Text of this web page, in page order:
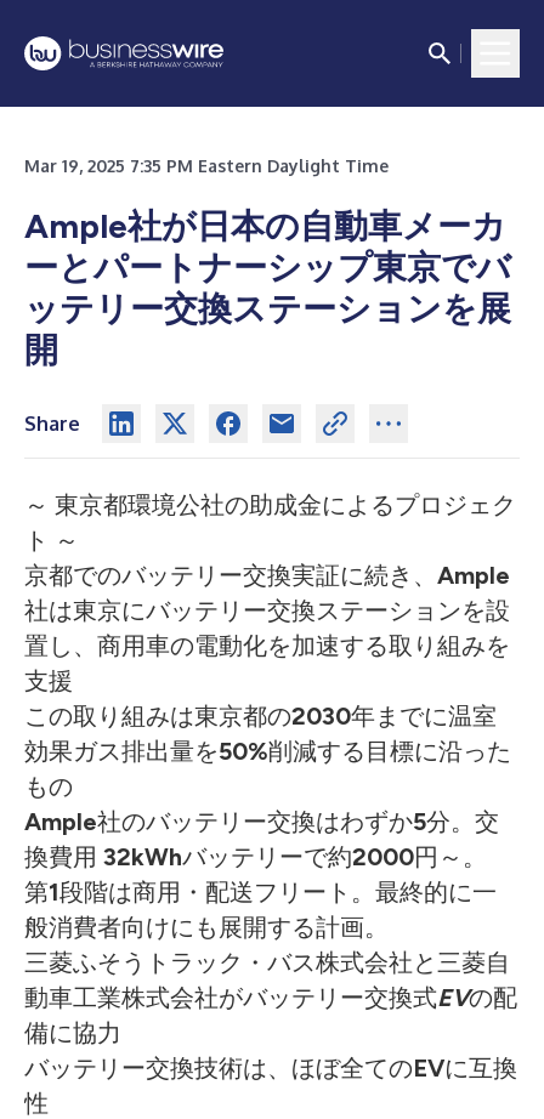
Mar 19, 2025 7:35 PM Eastern Daylight Time
Ample社が日本の自動車メーカ
ーとパートナーシップ東京でバ
ッテリー交換ステーションを展
開
Share
～ 東京都環境公社の助成金によるプロジェク
ト ～
京都でのバッテリー交換実証に続き、 Ample
社は東京にバッテリー交換ステーションを設
置し、商用車の電動化を加速する取り組みを
支援
この取り組みは東京都の2030年までに温室
効果ガス排出量を50%削減する目標に沿った
もの
Ample社のバッテリー交換はわずか5分。交
換費用 32kWhバッテリーで約2000円～。
第1段階は商用・配送フリート。最終的に一
般消費者向けにも展開する計画。
三菱ふそうトラック・バス株式会社と三菱自
動車工業株式会社がバッテリー交換式EVの配
備に協力
バッテリー交換技術は、ほぼ全てのEVに互換
性